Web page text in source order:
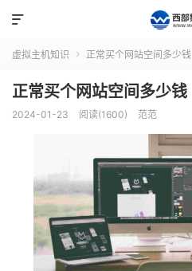

虚拟主机知识  正常买个网站空间多少钱
正常买个网站空间多少钱
2024-01-23 阅读(1600) 范范